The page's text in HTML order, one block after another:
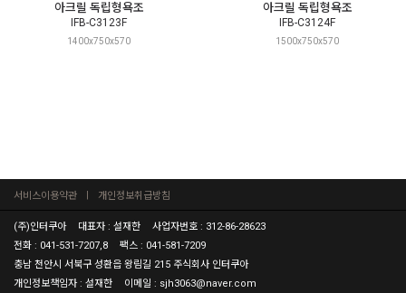
아크릴 독립형욕조
IFB-C3123F
1400x750x570
아크릴 독립형욕조
IFB-C3124F
1500x750x570
서비스이용약관 개인정보취급방침
(주)인터쿠아 대표자 : 설재한
사업자번호 : 312-86-28623
전화 : 041-531-7207,8
팩스 : 041-581-7209
충남 천안시 서북구 성환읍 왕림길 215 주식회사 인터쿠아
개인정보책임자 : 설재한
이메일 : sjh3063@naver.com